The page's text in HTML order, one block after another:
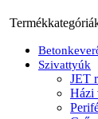
Szivattyúk
JET
Házi